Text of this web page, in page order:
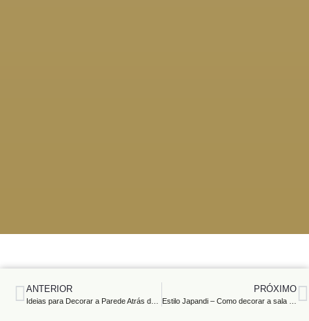
ANTERIOR PRÓXIMO